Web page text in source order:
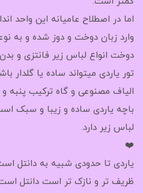
اما در اصطلاح عامیانه این واحد
وارد زبان دوخت و دوز شده و به
دوخت انواع لباس زیر فانتزی و
تور یاردی میتواند ساده یا گلدار
الیاف مصنوعی و گاه ترکیب پنبه
باچه یاردی ساده و زیبا و سبک
لباس زیر دارد.
❤️
یاردی تا حدودی شبیه به دانتل
ظریف تر و نازک تر است دانتل